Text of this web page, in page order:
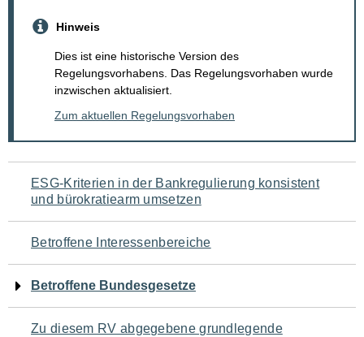
Hinweis
Dies ist eine historische Version des
Regelungsvorhabens. Das Regelungsvorhaben wurde
inzwischen aktualisiert.
Zum aktuellen Regelungsvorhaben
Navigation
für
den
Seiteninhalt
ESG-Kriterien in der Bankregulierung konsistent
und bürokratiearm umsetzen
Betroffene Interessenbereiche
Betroffene Bundesgesetze
Zu diesem RV abgegebene grundlegende